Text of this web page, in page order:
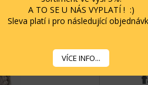
S
A TO SE U NÁS VYPLATÍ ! :)
Sleva platí i pro následující
VÍCE INFO...